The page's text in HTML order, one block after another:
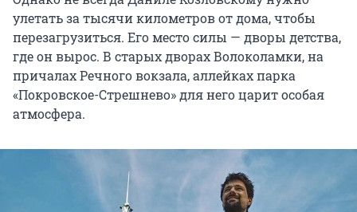
улетать за тысячи километров от дома, чтобы
перезагрузиться. Его место силы — дворы детства,
где он вырос. В старых дворах Волоколамки, на
причалах Речного вокзала, аллейках парка
«Покровское-Стрешнево» для него царит особая
атмосфера.